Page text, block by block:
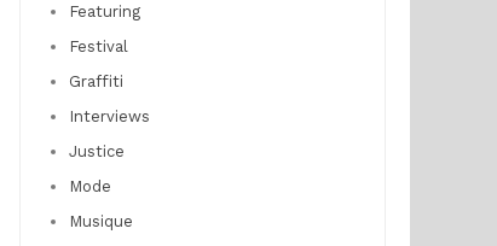
Featuring
Festival
Graffiti
Interviews
Justice
Mode
Musique